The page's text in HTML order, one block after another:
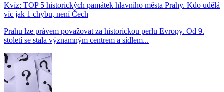
Kvíz: TOP 5 historických památek hlavního města Prahy. Kdo udělá
víc jak 1 chybu, není Čech
Prahu lze právem považovat za historickou perlu Evropy. Od 9.
století se stala významným centrem a sídlem...